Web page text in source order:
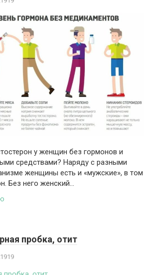
у женщин без гормонов и
средствами? Наряду с разными
женщины есть и «мужские», в том
Без него женский…
пробка, отит